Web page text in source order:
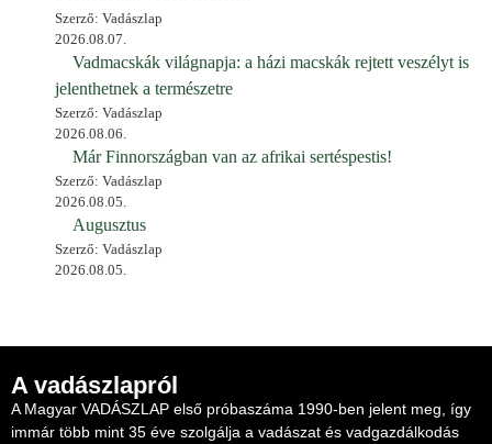
Szerző: Vadászlap
2026.08.07.
Vadmacskák világnapja: a házi macskák rejtett veszélyt is
jelenthetnek a természetre
Szerző: Vadászlap
2026.08.06.
Már Finnországban van az afrikai sertéspestis!
Szerző: Vadászlap
2026.08.05.
Augusztus
Szerző: Vadászlap
2026.08.05.
A vadászlapról
A Magyar VADÁSZLAP első próbaszáma 1990-ben jelent meg, így
immár több mint 35 éve szolgálja a vadászat és vadgazdálkodás